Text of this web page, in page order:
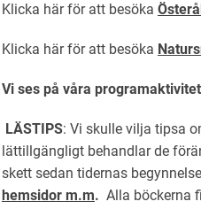
Klicka här för att besöka
Klicka här för att besöka
Vi ses på våra
LÄSTIPS: Vi skulle vilja tipsa
lättillgängligt behandlar de
skett sedan tidernas
hemsidor m.m. Alla böckerna